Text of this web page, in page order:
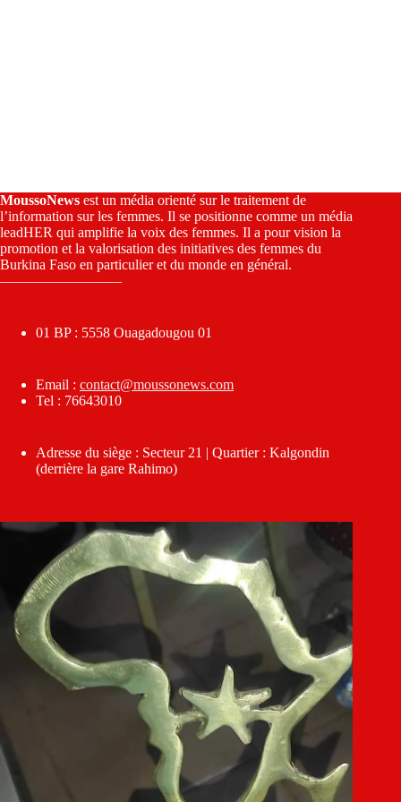
MoussoNews est un média orienté sur le traitement de
l’information sur les femmes. Il se positionne comme un média
leadHER qui amplifie la voix des femmes. Il a pour vision la
promotion et la valorisation des initiatives des femmes du
Burkina Faso en particulier et du monde en général.
————————–
01 BP : 5558 Ouagadougou 01
Email : contact@moussonews.com
Tel : 76643010
Adresse du siège : Secteur 21 | Quartier : Kalgondin
(derrière la gare Rahimo)